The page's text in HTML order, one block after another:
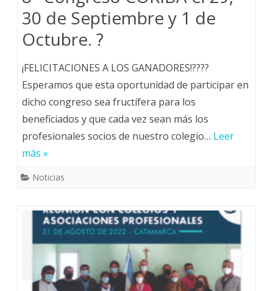
30 de Septiembre y 1 de
Octubre. ?
¡FELICITACIONES A LOS GANADORES!????
Esperamos que esta oportunidad de participar en
dicho congreso sea fructífera para los
beneficiados y que cada vez sean más los
profesionales socios de nuestro colegio… Leer
más »
Noticias